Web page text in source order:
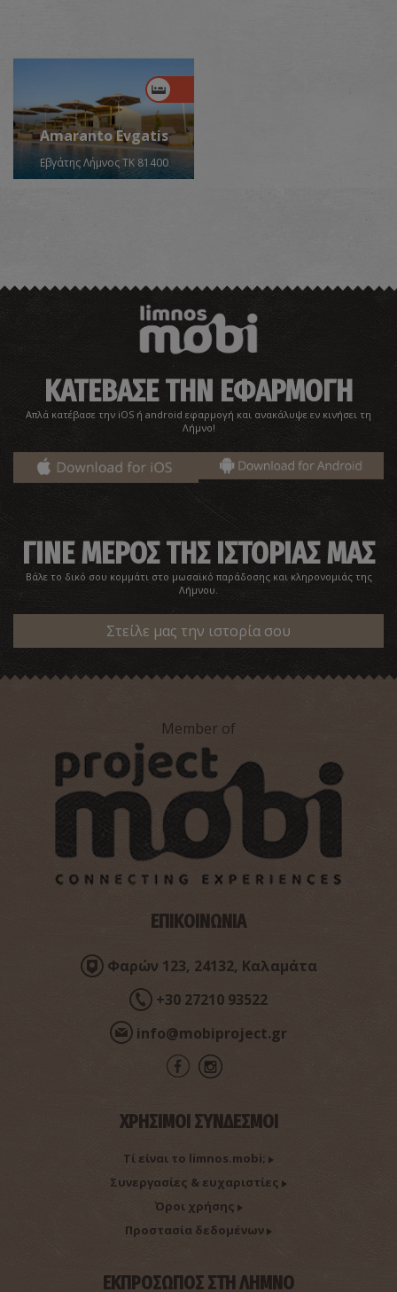
Amaranto Evgatis
Εβγάτης Λήμνος ΤΚ 81400
ΚΑΤΕΒΑΣΕ ΤΗΝ ΕΦΑΡΜΟΓΗ
Απλά κατέβασε την iOS ή android εφαρμογή και ανακάλυψε εν κινήσει τη
Λήμνο!
ΓΙΝΕ ΜΕΡΟΣ ΤΗΣ ΙΣΤΟΡΙΑΣ ΜΑΣ
Βάλε το δικό σου κομμάτι στο μωσαϊκό παράδοσης και κληρονομιάς της
Λήμνου.
Στείλε μας την ιστορία σου
Member of
ΕΠΙΚΟΙΝΩΝΙΑ
Φαρών 123, 24132, Καλαμάτα
+30 27210 93522
info@mobiproject.gr
ΧΡΗΣΙΜΟΙ ΣΥΝΔΕΣΜΟΙ
Τί είναι το limnos.mobi;
Συνεργασίες & ευχαριστίες
Όροι χρήσης
Προστασία δεδομένων
ΕΚΠΡΟΣΩΠΟΣ ΣΤΗ ΛΗΜΝΟ